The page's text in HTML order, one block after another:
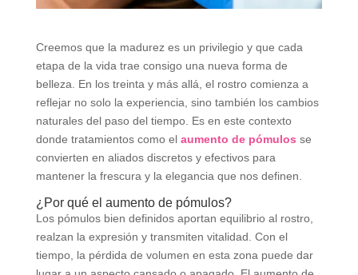
Creemos que la madurez es un privilegio y que cada
etapa de la vida trae consigo una nueva forma de
belleza. En los treinta y más allá, el rostro comienza a
reflejar no solo la experiencia, sino también los cambios
naturales del paso del tiempo. Es en este contexto
donde tratamientos como el aumento de pómulos se
convierten en aliados discretos y efectivos para
mantener la frescura y la elegancia que nos definen.
¿Por qué el aumento de pómulos?
Los pómulos bien definidos aportan equilibrio al rostro,
realzan la expresión y transmiten vitalidad. Con el
tiempo, la pérdida de volumen en esta zona puede dar